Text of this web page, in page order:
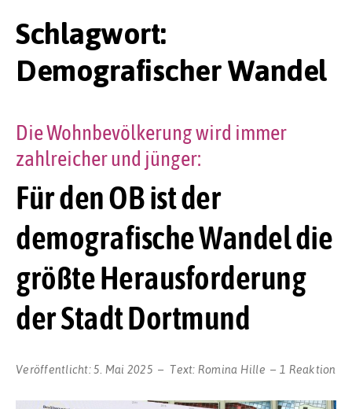
Schlagwort:
Demografischer Wandel
Für den OB ist der
demografische Wandel die
größte Herausforderung
der Stadt Dortmund
Die Wohnbevölkerung wird immer
zahlreicher und jünger:
Veröffentlicht:5. Mai 2025 Text: Romina Hille 1 Reaktion